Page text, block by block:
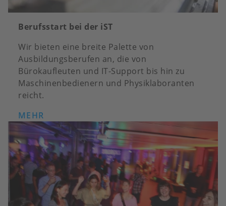
Berufsstart bei der iST
Wir bieten eine breite Palette von
Ausbildungsberufen an, die von
Bürokaufleuten und IT-Support bis hin zu
Maschinenbedienern und Physiklaboranten
reicht.
MEHR